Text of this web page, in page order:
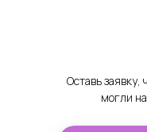
Оставь заявку,
могли